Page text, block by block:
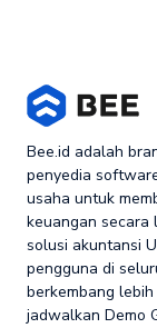
Bee.id adalah
penyedia
usaha untuk
keuangan secara
solusi akuntansi
pengguna di
berkembang
jadwalkan Demo